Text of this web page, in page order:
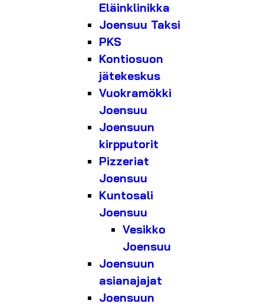
Eläinklinikka
Joensuu Taksi
PKS
Kontiosuon
jätekeskus
Vuokramökki
Joensuu
Joensuun
kirpputorit
Pizzeriat
Joensuu
Kuntosali
Joensuu
Vesikko
Joensuu
Joensuun
asianajajat
Joensuun